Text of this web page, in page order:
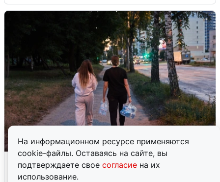
На информационном ресурсе применяются
cookie-файлы. Оставаясь на сайте, вы
подтверждаете свое согласие на их
использование.
Опубликована карта отключений
воды в Воронеже